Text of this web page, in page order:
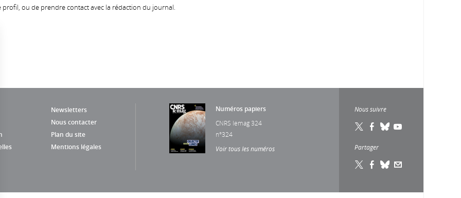
ou de prendre contact avec la rédaction du journal.
Newsletters
Nous contacter
Plan du site
Mentions légales
Numéros papiers
CNRS lemag 324
n°324
Voir tous les numéros
Nous suivre
Partager